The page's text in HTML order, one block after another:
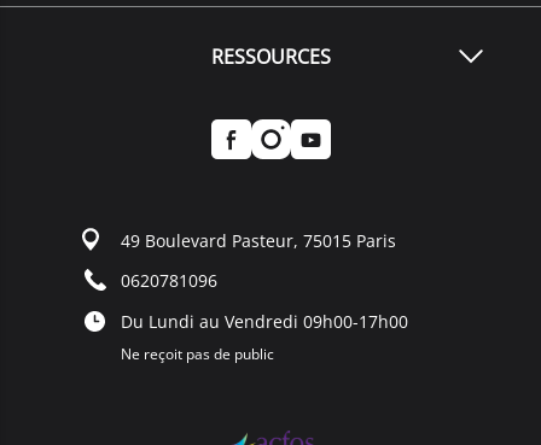
RESSOURCES
49 Boulevard Pasteur, 75015 Paris
0620781096
Du Lundi au Vendredi 09h00-17h00
Ne reçoit pas de public